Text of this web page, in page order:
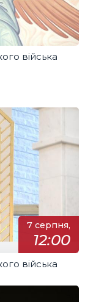
війська
7 серпня,
12:00
війська